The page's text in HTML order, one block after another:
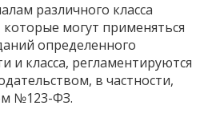
различного класса
могут применяться
определенного
и класса, регламентируются
в частности,
№123-ФЗ.